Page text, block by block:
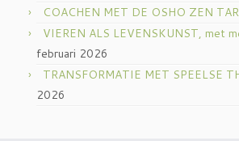
COACHEN MET DE OSHO ZEN
VIEREN ALS LEVENSKUNST, met
februari 2026
TRANSFORMATIE MET SPEELSE
2026